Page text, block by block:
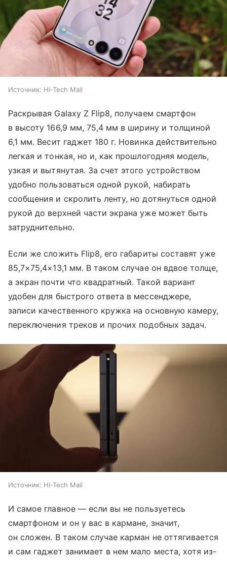
Источник: Hi-Tech Mail
Раскрывая Galaxy Z Flip8, получаем смартфон
в высоту 166,9 мм, 75,4 мм в ширину и толщиной
6,1 мм. Весит гаджет 180 г. Новинка действительно
легкая и тонкая, но и, как прошлогодняя модель,
узкая и вытянутая. За счет этого устройством
удобно пользоваться одной рукой, набирать
сообщения и скролить ленту, но дотянуться одной
рукой до верхней части экрана уже может быть
затруднительно.
Если же сложить Flip8, его габариты составят уже
85,7×75,4×13,1 мм. В таком случае он вдвое толще,
а экран почти что квадратный. Такой вариант
удобен для быстрого ответа в мессенджере,
записи качественного кружка на основную камеру,
переключения треков и прочих подобных задач.
Источник: Hi-Tech Mail
И самое главное — если вы не пользуетесь
смартфоном и он у вас в кармане, значит,
он сложен. В таком случае карман не оттягивается
и сам гаджет занимает в нем мало места, хотя из-